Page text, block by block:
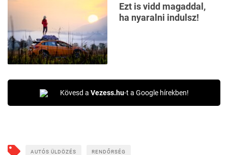
Ezt is vidd magaddal,
ha nyaralni indulsz!
Kövesd a Vezess.hu-t a Google hírekben!
AUTÓS ÜLDÖZÉS RENDŐRSÉG